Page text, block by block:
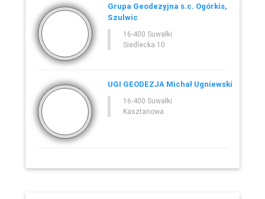
Grupa Geodezyjna s.c. Ogórkis,
Szulwic
16-400 Suwałki
Siedlecka 10
UGI GEODEZJA Michał Ugniewski
16-400 Suwałki
Kasztanowa